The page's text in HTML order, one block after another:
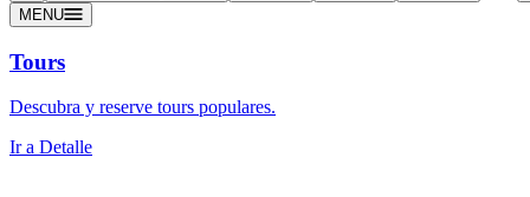
MENU
Tours
Descubra y reserve tours populares.
Ir a Detalle